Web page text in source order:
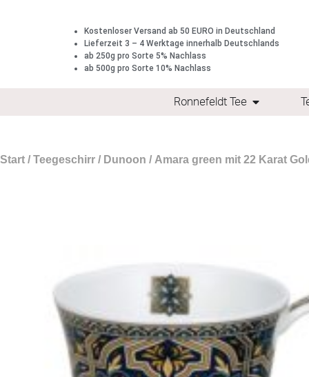
Kostenloser Versand ab 50 EURO in Deutschland
Lieferzeit 3 – 4 Werktage innerhalb Deutschlands
ab 250g pro Sorte 5% Nachlass
ab 500g pro Sorte 10% Nachlass
Ronnefeldt Tee
Start / Teegeschirr / Dunoon / Amara green mit 22 Karat